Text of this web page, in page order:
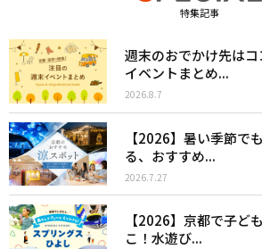
特集記事
週末のおでかけ先は
イベントまとめ...
2026.8.7
【2026】暑い季節で
る、おすすめ...
2026.7.27
【2026】京都で子ど
こ！水遊び...